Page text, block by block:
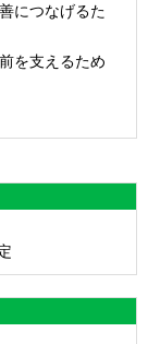
につなげるた
を支えるため